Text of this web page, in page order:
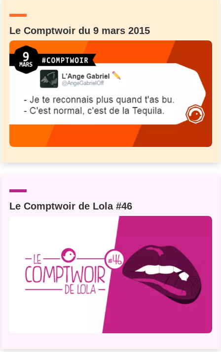
Le Comptwoir du 9 mars 2015
Le Comptwoir de Lola #46
Un Thread
C'EST PARTI